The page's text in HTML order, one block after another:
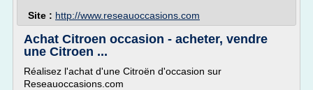
Site : http://www.reseauoccasions.com
Achat Citroen occasion - acheter, vendre
une Citroen ...
Réalisez l'achat d'une Citroën d'occasion sur
Reseauoccasions.com